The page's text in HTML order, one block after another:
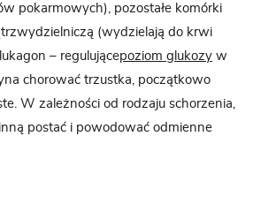
pokarmowych), pozostałe komórki
(wydzielają do krwi
– regulującepoziom glukozy w
chorować trzustka, początkowo
W zależności od rodzaju schorzenia,
postać i powodować odmienne